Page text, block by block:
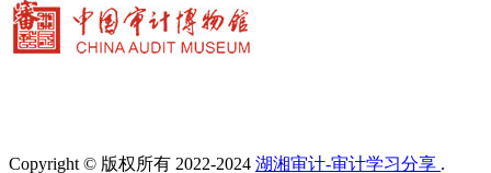
Copyright © 版权所有 2022-2024 湖湘审计-审计学习分享 .